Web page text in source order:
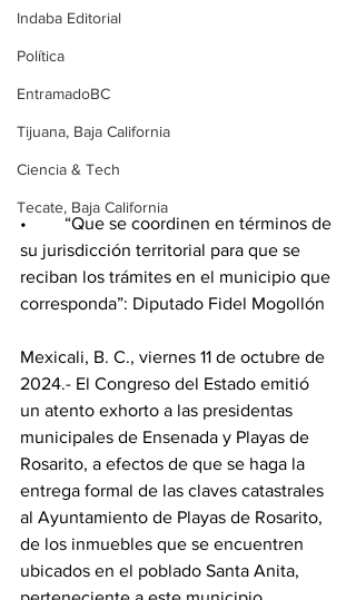
Indaba Editorial
Política
EntramadoBC
Tijuana, Baja California
Ciencia & Tech
Tecate, Baja California
•	“Que se coordinen en términos de
su jurisdicción territorial para que se
reciban los trámites en el municipio que
corresponda”: Diputado Fidel Mogollón
Mexicali, B. C., viernes 11 de octubre de
2024.- El Congreso del Estado emitió
un atento exhorto a las presidentas
municipales de Ensenada y Playas de
Rosarito, a efectos de que se haga la
entrega formal de las claves catastrales
al Ayuntamiento de Playas de Rosarito,
de los inmuebles que se encuentren
ubicados en el poblado Santa Anita,